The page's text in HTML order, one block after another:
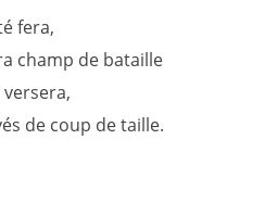
fera,
champ de bataille
de coup de taille.